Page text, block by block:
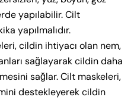
yapılabilir. Cilt
yapılmalıdır.
cildin ihtiyacı olan nem,
sağlayarak cildin daha
sağlar. Cilt maskeleri,
destekleyerek cildin